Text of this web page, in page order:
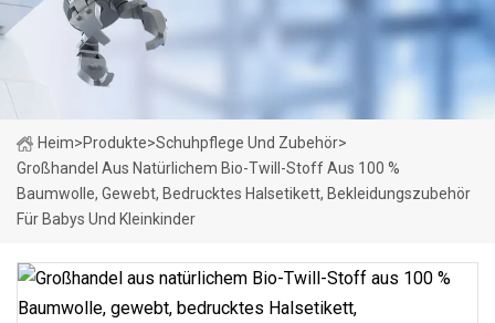
Heim>Produkte>Schuhpflege Und Zubehör>
Großhandel Aus Natürlichem Bio-Twill-Stoff Aus 100 %
Baumwolle, Gewebt, Bedrucktes Halsetikett, Bekleidungszubehör
Für Babys Und Kleinkinder